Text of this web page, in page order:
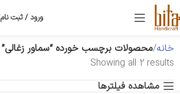
ورود / ثبت نام
خانه محصولات برچسب خورده “سماور زغالی”
Showing all 2 results
مشاهده فیلترها